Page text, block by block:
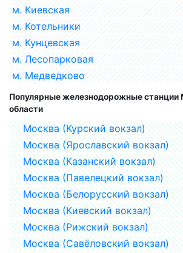
м. Киевская
м. Котельники
м. Кунцевская
м. Лесопарковая
м. Медведково
Популярные железнодорожные станции
области
Москва (Курский вокзал)
Москва (Ярославский вокзал)
Москва (Казанский вокзал)
Москва (Павелецкий вокзал)
Москва (Белорусский вокзал)
Москва (Киевский вокзал)
Москва (Рижский вокзал)
Москва (Савёловский вокзал)